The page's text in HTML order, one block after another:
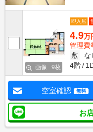
画像 : 9枚
即入居
4.9万
管理費
敷
な
4階
空室確認 無料
お